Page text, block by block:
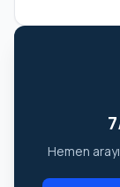
Hemen